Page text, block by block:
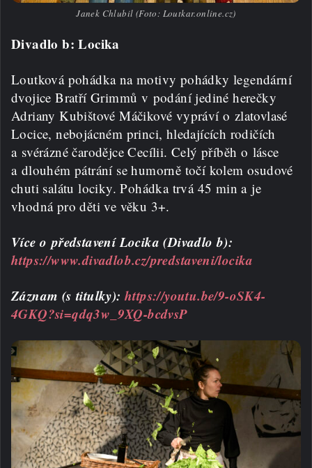
Janek Chlubil (Foto: Loutkar.online.cz)
Divadlo b: Locika
Loutková pohádka na motivy pohádky legendární
dvojice Bratří Grimmů v podání jediné herečky
Adriany Kubištové Máčikové vypráví o zlatovlasé
Locice, nebojácném princi, hledajících rodičích
a svérázné čarodějce Cecílii. Celý příběh o lásce
a dlouhém pátrání se humorně točí kolem osudové
chuti salátu lociky. Pohádka trvá 45 min a je
vhodná pro děti ve věku 3+.
Více o představení Locika (Divadlo b):
https://www.divadlob.cz/predstaveni/locika
Záznam (s titulky): https://youtu.be/9-oSK4-
4GKQ?si=qdq3w_9XQ-bcdvsP